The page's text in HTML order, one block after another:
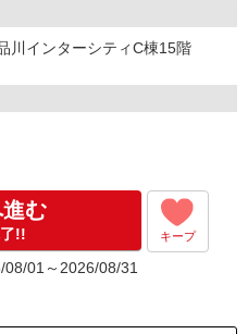
インターシティC棟15階
む
!! キープ
01～2026/08/31